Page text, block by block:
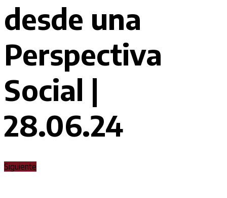
desde una
Perspectiva
Social |
28.06.24
Siguiente